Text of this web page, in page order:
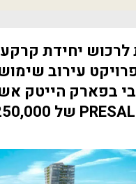
לרכוש יחידת
עירוב
בפארק הייטק